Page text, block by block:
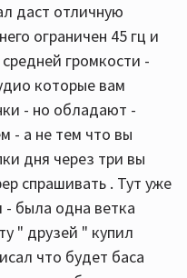
даст отличную
ограничен 45 гц и
громкости -
которые вам
- но обладают -
- а не тем что вы
дня через три вы
спрашивать . Тут уже
была одна ветка
" друзей " купил
что будет баса